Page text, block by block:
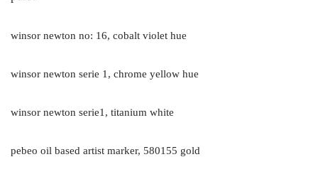
winsor newton no: 16, cobalt violet hue
winsor newton serie 1, chrome yellow hue
winsor newton serie1, titanium white
pebeo oil based artist marker, 580155 gold